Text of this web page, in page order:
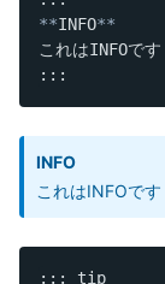
**INFO**
これはINFOです
INFO
これはINFOです